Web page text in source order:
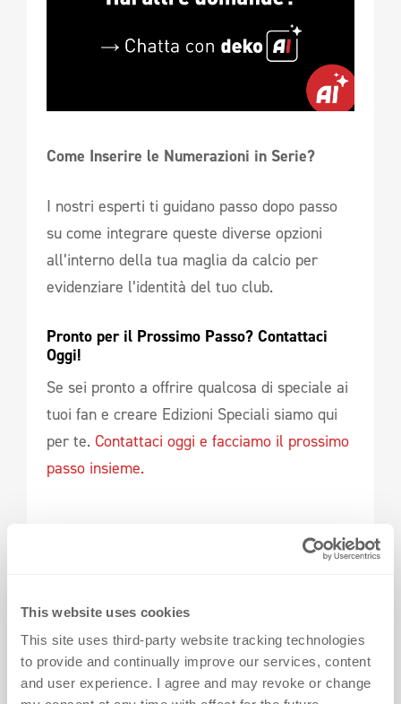
This website uses cookies
This site uses third-party website tracking technologies
to provide and continually improve our services, content
and user experience. I agree and may revoke or change
Come Inserire le Numerazioni in Serie?
I nostri esperti ti guidano passo dopo passo
su come integrare queste diverse opzioni
all’interno della tua maglia da calcio per
evidenziare l’identità del tuo club.
Pronto per il Prossimo Passo? Contattaci
Oggi!
Se sei pronto a offrire qualcosa di speciale ai
tuoi fan e creare Edizioni Speciali siamo qui
per te. Contattaci oggi e facciamo il prossimo
passo insieme.